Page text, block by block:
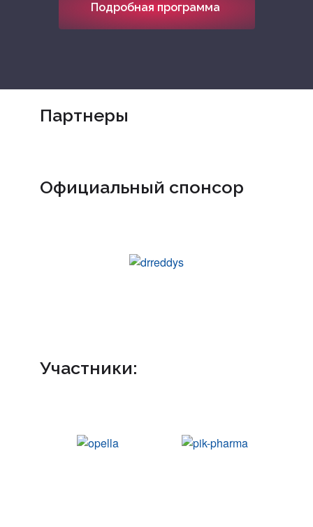
Подробная программа
Партнеры
Официальный спонсор
Участники: